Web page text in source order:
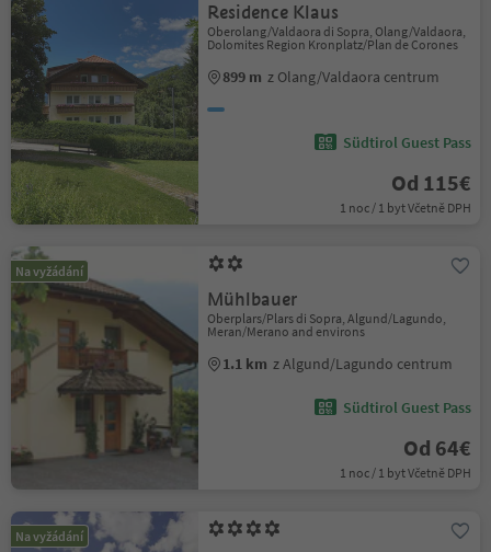
Residence Klaus
Oberolang/Valdaora di Sopra, Olang/Valdaora,
Dolomites Region Kronplatz/Plan de Corones
899 m z Olang/Valdaora centrum
Südtirol Guest Pass
Od 115€
1 noc / 1 byt Včetně DPH
Na vyžádání
Mühlbauer
Oberplars/Plars di Sopra, Algund/Lagundo,
Meran/Merano and environs
1.1 km z Algund/Lagundo centrum
Südtirol Guest Pass
Od 64€
1 noc / 1 byt Včetně DPH
Na vyžádání